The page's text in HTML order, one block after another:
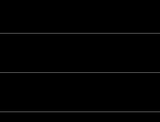
人物を登録した場合、本人以外の
に会員除名処分を受けたことがあ
時は、会員登録を拒絶できるもの
、事後に前述のいずれかであるこ